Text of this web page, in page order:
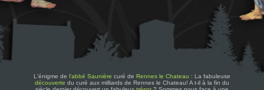
L'énigme de l'abbé Saunière curé de Rennes le Chateau : La fabuleuse
découverte du curé aux milliards de Rennes le Chateau! A t-il à la fin du